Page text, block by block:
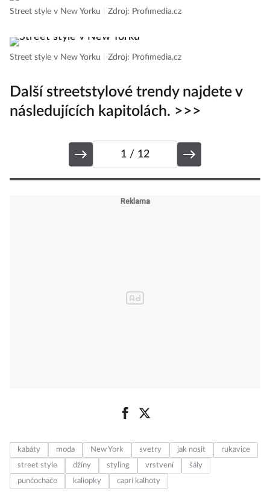
Street style v New Yorku Zdroj: Profimedia.cz
Street style v New Yorku Zdroj: Profimedia.cz
Další streetstylové trendy najdete v
následujících kapitolách. >>>
1 / 12
kabáty moda New York svetry jak nosit
rukavice
street style
džíny styling vrstvení
šály
punčocháče
kaliopky capri kalhoty